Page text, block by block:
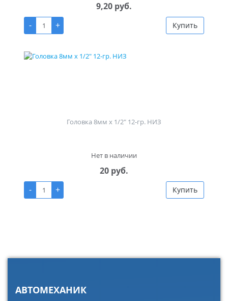
9,20 руб.
-
+ Купить
Головка 8мм х 1/2" 12-гр. НИЗ
Нет в наличии
20 руб.
-
+ Купить
АВТОМЕХАНИК